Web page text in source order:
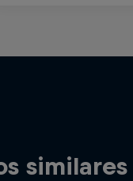
similares